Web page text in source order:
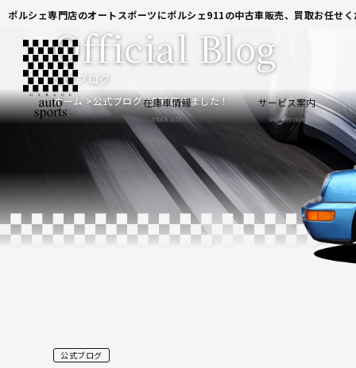
ポルシェ専門店のオートスポーツにポルシェ911の中古車販売、買取お任せ
在庫車情報
stock list
サービス案内
our service
公式ブログ
Official Blog
ホーム 公式ブログ 993磨きました！
公式ブログ